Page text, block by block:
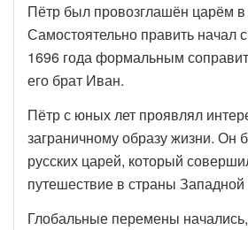
Пётр был провозглашён царём в
Самостоятельно править начал
1696 года формальным
его брат Иван.
Пётр с юных лет проявлял
заграничному образу жизни. Он
русских царей, который
путешествие в страны
Глобальные перемены начались,